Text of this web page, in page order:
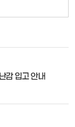
감 입고 안내